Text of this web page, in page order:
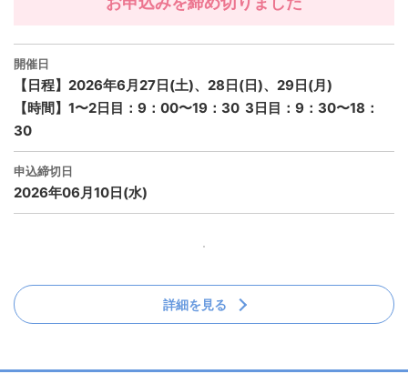
開催日
【日程】2026年6月27日(土)、28日(日)、29日(月)
【時間】1〜2日目：9：00〜19：30 3日目：9：30〜18：
30
申込締切日
2026年06月10日(水)
詳細を見る